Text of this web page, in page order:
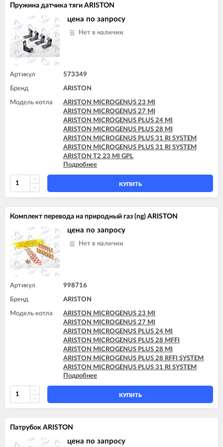
ARISTON T2 23 MI GPL
ARISTON T2 23 MI MET
ARISTON TX 23 MI
ARISTON T2 23 MI MET
ARISTON TX 23 MFFI
ARISTON TX 27 MFFI
Пружина датчика тяги ARISTON
цена по запросу
Нет в наличии
Артикул 573349
Бренд ARISTON
Модель котла
ARISTON MICROGENUS 23 MI
ARISTON MICROGENUS 27 MI
ARISTON MICROGENUS PLUS 24 MI
ARISTON MICROGENUS PLUS 28 MI
ARISTON MICROGENUS PLUS 31 RI SYSTEM
ARISTON MICROGENUS PLUS 31 RI SYSTEM
ARISTON T2 23 MI GPL
ARISTON T2 23 MI MET
ARISTON TX 23 MI
Подробнее
КУПИТЬ
Комплект перевода на природный газ (ng) ARISTON
цена по запросу
Нет в наличии
Артикул 998716
Бренд ARISTON
Модель котла
ARISTON MICROGENUS 23 MI
ARISTON MICROGENUS 27 MI
ARISTON MICROGENUS PLUS 24 MI
ARISTON MICROGENUS PLUS 28 MFFI
ARISTON MICROGENUS PLUS 28 MI
ARISTON MICROGENUS PLUS 28 RFFI SYSTEM
ARISTON MICROGENUS PLUS 31 RI SYSTEM
ARISTON MICROGENUS PLUS 31 RI SYSTEM
ARISTON MICROSYSTEM 21 RFFI
ARISTON MICROSYSTEM 28 RFFI
ARISTON T2 23 MI GPL
ARISTON TX 23 MI
ARISTON TX 27 MFFI
Подробнее
КУПИТЬ
Патрубок ARISTON
цена по запросу